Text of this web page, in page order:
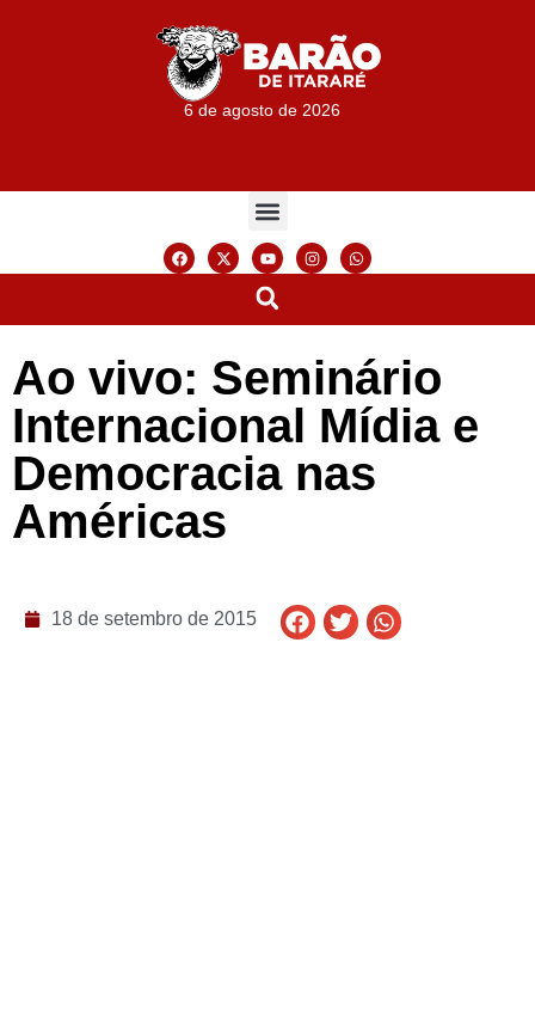
6 de agosto de 2026
Ao vivo: Seminário
Internacional Mídia e
Democracia nas
Américas
18 de setembro de 2015